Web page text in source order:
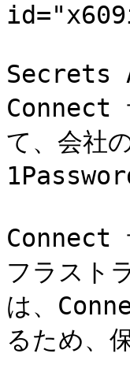
Secrets
Connect
て、会社
Connect
フラスト
は、
るため、